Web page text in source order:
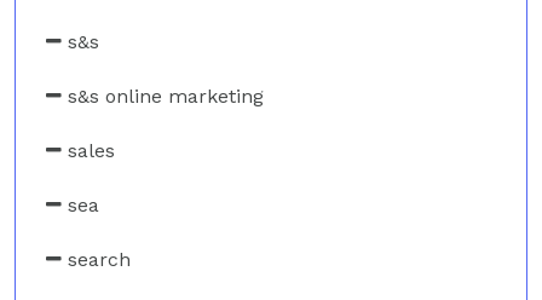
s&s
s&s online marketing
sales
sea
search